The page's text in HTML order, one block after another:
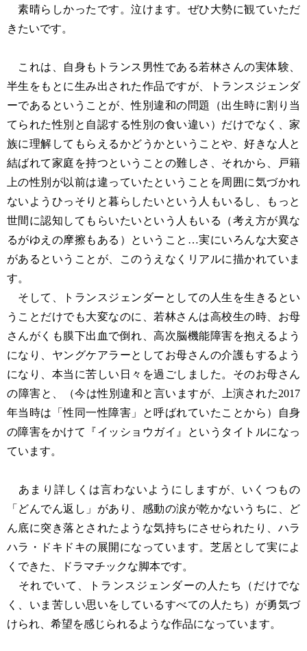
素晴らしかったです。泣けます。ぜひ大勢に観ていただ
きたいです。
これは、自身もトランス男性である若林さんの実体験、
半生をもとに生み出された作品ですが、トランスジェンダ
ーであるということが、性別違和の問題（出生時に割り当
てられた性別と自認する性別の食い違い）だけでなく、家
族に理解してもらえるかどうかということや、好きな人と
結ばれて家庭を持つということの難しさ、それから、戸籍
上の性別が以前は違っていたということを周囲に気づかれ
ないようひっそりと暮らしたいという人もいるし、もっと
世間に認知してもらいたいという人もいる（考え方が異な
るがゆえの摩擦もある）ということ…実にいろんな大変さ
があるということが、このうえなくリアルに描かれていま
す。
そして、トランスジェンダーとしての人生を生きるとい
うことだけでも大変なのに、若林さんは高校生の時、お母
さんがくも膜下出血で倒れ、高次脳機能障害を抱えるよう
になり、ヤングケアラーとしてお母さんの介護もするよう
になり、本当に苦しい日々を過ごしました。そのお母さん
の障害と、（今は性別違和と言いますが、上演された2017
年当時は「性同一性障害」と呼ばれていたことから）自身
の障害をかけて『イッショウガイ』というタイトルになっ
ています。
あまり詳しくは言わないようにしますが、いくつもの
「どんでん返し」があり、感動の涙が乾かないうちに、ど
ん底に突き落とされたような気持ちにさせられたり、ハラ
ハラ・ドキドキの展開になっています。芝居として実によ
くできた、ドラマチックな脚本です。
それでいて、トランスジェンダーの人たち（だけでな
く、いま苦しい思いをしているすべての人たち）が勇気づ
けられ、希望を感じられるような作品になっています。